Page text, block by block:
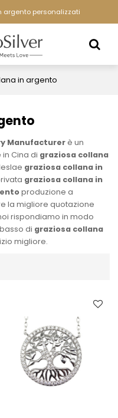
argento personalizzati
in argento
Manufacturerè un
Cina di graziosa collana
graziosa collana in
graziosa collana in
produzione a
la migliore quotazione
rispondiamo in modo
di graziosa collana
migliore.